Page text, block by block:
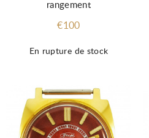
En rupture de stock
rangement
€100